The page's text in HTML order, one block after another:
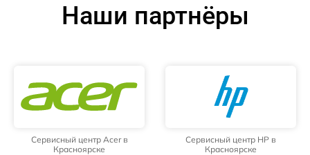
Наши партнёры
Сервисный центр Acer в
Красноярске
Сервисный центр HP в
Красноярске